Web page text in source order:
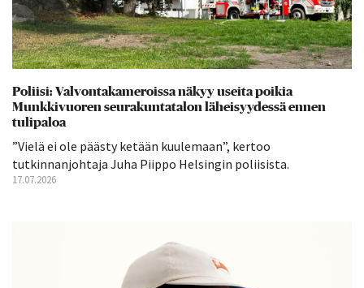
Poliisi: Valvontakameroissa näkyy useita poikia
Munkkivuoren seurakuntatalon läheisyydessä ennen
tulipaloa
”Vielä ei ole päästy ketään kuulemaan”, kertoo
tutkinnanjohtaja Juha Piippo Helsingin poliisista.
17.07.2026